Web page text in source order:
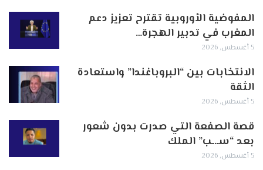
المفوضية الأوروبية تقترح تعزيز دعم
المغرب في تدبير الهجرة…
5 أغسطس, 2026
الانتخابات بين “البروباغندا” واستعادة
الثقة
5 أغسطس, 2026
قصة الصفعة التي صدرت بدون شعور
بعد “سـ.ـب” الملك
5 أغسطس, 2026